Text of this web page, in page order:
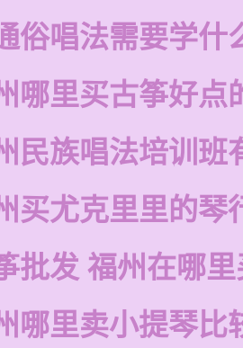
俗唱法需要学什
哪里买古筝好点
民族唱法培训班
买尤克里里的琴
批发 福州在哪
哪里卖小提琴比